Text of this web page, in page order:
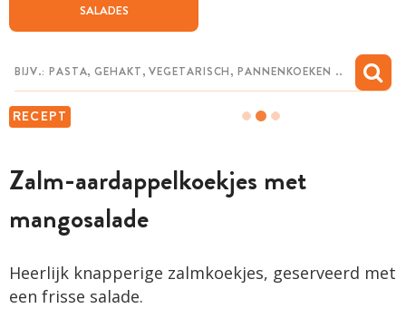
SALADES
RECEPT
Zalm-aardappelkoekjes met
mangosalade
Heerlijk knapperige zalmkoekjes, geserveerd met
een frisse salade.
CHAT MET MAIA
MIJN BEWAARDE RECEPTEN